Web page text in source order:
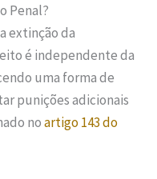
Penal?
extinção da
é independente da
uma forma de
punições adicionais
noartigo 143 do